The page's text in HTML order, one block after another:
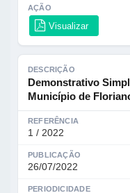
AÇÃO
Visualizar
DESCRIÇÃO
Demonstrativo
Município de
REFERÊNCIA
1 / 2022
PUBLICAÇÃO
26/07/2022
PERIODICIDADE